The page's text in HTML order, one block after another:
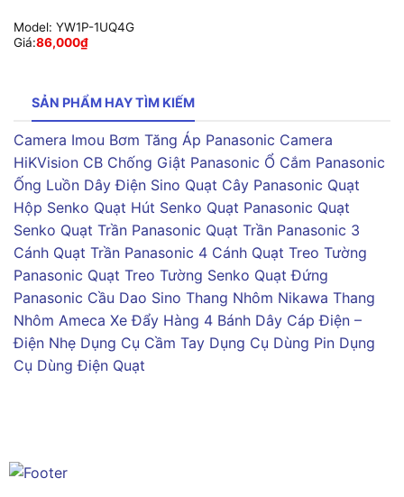
Model: YW1P-1UQ4G
Giá:86,000₫
SẢN PHẨM HAY TÌM KIẾM
Camera Imou Bơm Tăng Áp Panasonic Camera
HiKVision CB Chống Giật Panasonic Ổ Cắm Panasonic
Ống Luồn Dây Điện Sino Quạt Cây Panasonic Quạt
Hộp Senko Quạt Hút Senko Quạt Panasonic Quạt
Senko Quạt Trần Panasonic Quạt Trần Panasonic 3
Cánh Quạt Trần Panasonic 4 Cánh Quạt Treo Tường
Panasonic Quạt Treo Tường Senko Quạt Đứng
Panasonic Cầu Dao Sino Thang Nhôm Nikawa Thang
Nhôm Ameca Xe Đẩy Hàng 4 Bánh Dây Cáp Điện –
Điện Nhẹ Dụng Cụ Cầm Tay Dụng Cụ Dùng Pin Dụng
Cụ Dùng Điện Quạt